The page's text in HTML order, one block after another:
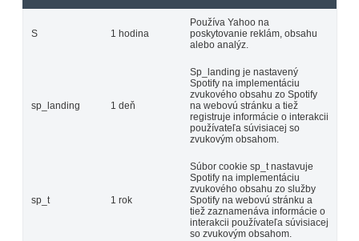
S 1 hodina
Používa Yahoo na
poskytovanie reklám, obsahu
alebo analýz.
sp_landing 1 deň
Sp_landing je nastavený
Spotify na implementáciu
zvukového obsahu zo Spotify
na webovú stránku a tiež
registruje informácie o interakcii
používateľa súvisiacej so
zvukovým obsahom.
sp_t 1 rok
Súbor cookie sp_t nastavuje
Spotify na implementáciu
zvukového obsahu zo služby
Spotify na webovú stránku a
tiež zaznamenáva informácie o
interakcii používateľa súvisiacej
so zvukovým obsahom.